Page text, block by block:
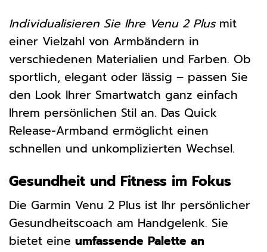
Individualisieren Sie Ihre Venu 2 Plusmit
einer Vielzahl von Armbändern in
verschiedenen Materialien und Farben. Ob
sportlich, elegant oder lässig – passen Sie
den Look Ihrer Smartwatch ganz einfach
Ihrem persönlichen Stil an. Das Quick
Release-Armband ermöglicht einen
schnellen und unkomplizierten Wechsel.
Gesundheit und Fitness im Fokus
Die Garmin Venu 2 Plus ist Ihr persönlicher
Gesundheitscoach am Handgelenk. Sie
bietet eine umfassende Palette an